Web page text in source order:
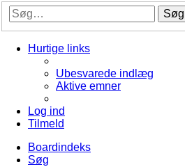
Søg
Hurtige links
Ubesvarede indlæg
Aktive emner
Log ind
Tilmeld
Boardindeks
Søg